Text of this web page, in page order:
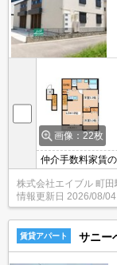
画像：22枚
仲介手数料家賃
地内。敷地内防
株式会社エイブル 町田
情報更新日 2026/08/04
賃貸アパート サニー